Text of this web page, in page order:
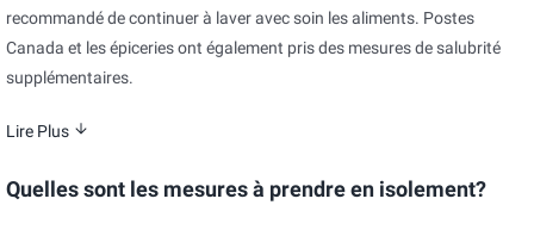
recommandé de continuer à laver avec soin les aliments. Postes
Canada et les épiceries ont également pris des mesures de salubrité
supplémentaires.
Lire Plus
Quelles sont les mesures à prendre en isolement?